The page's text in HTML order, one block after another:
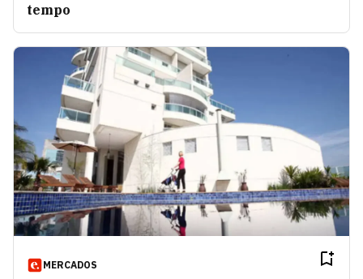
tempo
MERCADOS